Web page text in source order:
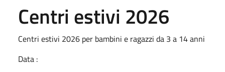
Centri estivi 2026
Centri estivi 2026 per bambini e ragazzi da 3 a 14 anni
Data :